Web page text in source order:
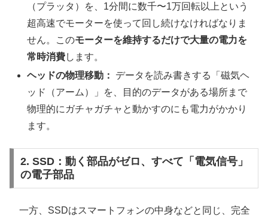
（プラッタ）を、1分間に数千〜1万回転以上という
超高速でモーターを使って回し続けなければなりま
せん。このモーターを維持するだけで大量の電力を
常時消費します。
ヘッドの物理移動：
データを読み書きする「磁気ヘ
ッド（アーム）」を、目的のデータがある場所まで
物理的にガチャガチャと動かすのにも電力がかかり
ます。
2. SSD：動く部品がゼロ、すべて「電気信号」
の電子部品
一方、SSDはスマートフォンの中身などと同じ、完全